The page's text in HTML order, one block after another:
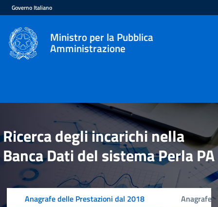
Governo Italiano
Ministro per la Pubblica
Amministrazione
Ricerca degli incarichi nella
Banca Dati del sistema Perla PA
Anagrafe delle Prestazioni dal 2018 Anagrafe